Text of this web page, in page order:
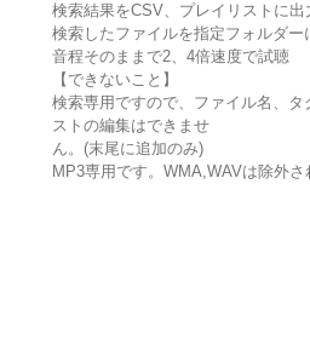
検索結果をCSV、プレイリストに出
検索したファイルを指定フォルダー
音程そのままで2、4倍速度で試聴
【できないこと】
検索専用ですので、ファイル名、タ
ストの編集はできませ
ん。(末尾に追加のみ)
MP3専用です。WMA,WAVは除外さ